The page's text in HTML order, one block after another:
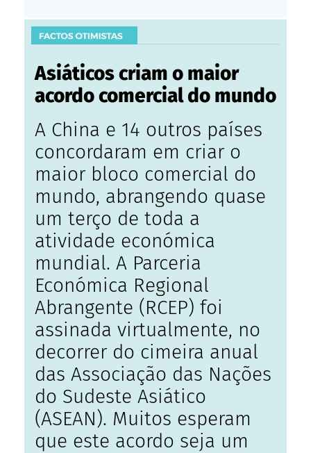
Asiáticos criam o maior
acordo comercial do mundo
A China e 14 outros países
concordaram em criar o
maior bloco comercial do
mundo, abrangendo quase
um terço de toda a
atividade económica
mundial. A Parceria
Económica Regional
Abrangente (RCEP) foi
assinada virtualmente, no
decorrer do cimeira anual
das Associação das Nações
do Sudeste Asiático
(ASEAN). Muitos esperam
que este acordo seja um